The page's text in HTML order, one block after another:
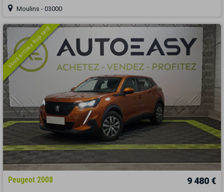
Moulins - 03000
Vous arrivez trop tard
Peugeot 2008 9 480 €